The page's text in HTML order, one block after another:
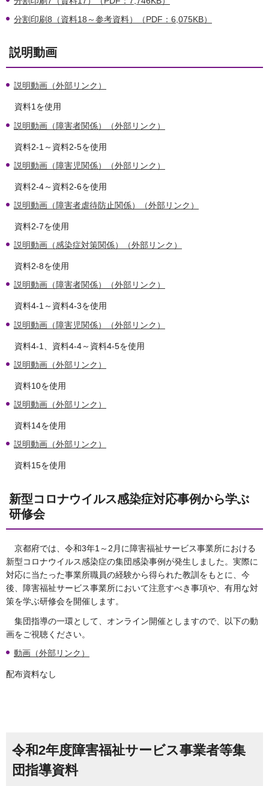
分割印刷8（資料18～参考資料）（PDF：6,075KB）
説明動画
説明動画（外部リンク）
資料1を使用
説明動画（障害者関係）（外部リンク）
資料2-1～資料2-5を使用
説明動画（障害児関係）（外部リンク）
資料2-4～資料2-6を使用
説明動画（障害者虐待防止関係）（外部リンク）
資料2-7を使用
説明動画（感染症対策関係）（外部リンク）
資料2-8を使用
説明動画（障害者関係）（外部リンク）
資料4-1～資料4-3を使用
説明動画（障害児関係）（外部リンク）
資料4-1、資料4-4～資料4-5を使用
説明動画（外部リンク）
資料10を使用
説明動画（外部リンク）
資料14を使用
説明動画（外部リンク）
資料15を使用
新型コロナウイルス感染症対応事例から学ぶ
研修会
京都府では、令和3年1～2月に障害福祉サービス事業所における
新型コロナウイルス感染症の集団感染事例が発生しました。実際に
対応に当たった事業所職員の経験から得られた教訓をもとに、今
後、障害福祉サービス事業所において注意すべき事項や、有用な対
策を学ぶ研修会を開催します。
集団指導の一環として、オンライン開催としますので、以下の動
画をご視聴ください。
動画（外部リンク）
配布資料なし
令和2年度障害福祉サービス事業者等集
団指導資料